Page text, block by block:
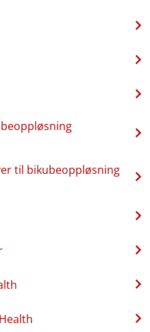
til bikubeoppløsning